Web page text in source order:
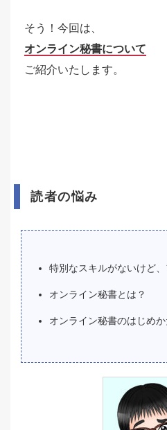
そう！今回は、
オンライン秘書について
ご紹介いたします。
読者の悩み
特別なスキルがないけど
オンライン秘書とは？
オンライン秘書のはじめか